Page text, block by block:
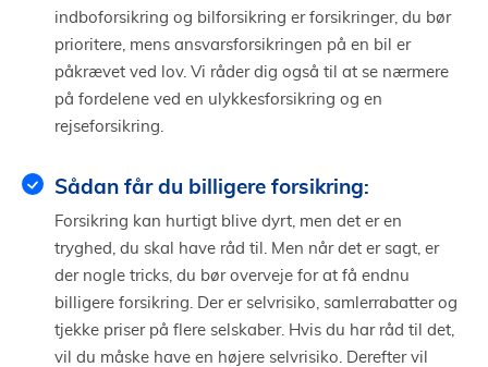
indboforsikring og bilforsikring er forsikringer, du bør
prioritere, mens ansvarsforsikringen på en bil er
påkrævet ved lov. Vi råder dig også til at se nærmere
på fordelene ved en ulykkesforsikring og en
rejseforsikring.
Sådan får du billigere forsikring:
Forsikring kan hurtigt blive dyrt, men det er en
tryghed, du skal have råd til. Men når det er sagt, er
der nogle tricks, du bør overveje for at få endnu
billigere forsikring. Der er selvrisiko, samlerrabatter og
tjekke priser på flere selskaber. Hvis du har råd til det,
vil du måske have en højere selvrisiko. Derefter vil